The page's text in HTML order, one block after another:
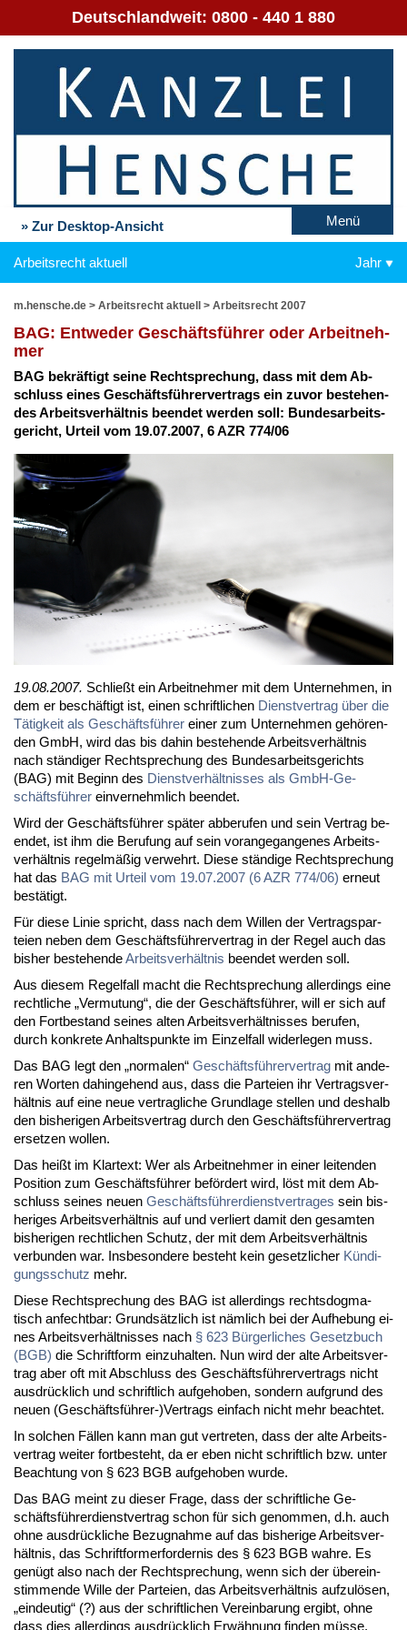
Deutschlandweit: 0800 - 440 1 880
» Zur Desktop-Ansicht Menü
Arbeitsrecht aktuell Jahr
m.hensche.de > Arbeitsrecht aktuell > Arbeitsrecht 2007
BAG: Ent­we­der Ge­schäfts­füh­rer oder Ar­beit­neh­
mer
BAG be­kräf­tigt sei­ne Recht­spre­chung, dass mit dem Ab­
schluss ei­nes Ge­schäfts­füh­rer­ver­trags ein zu­vor be­ste­hen­
des Ar­beits­ver­hält­nis be­en­det wer­den soll: Bun­des­ar­beits­
ge­richt, Ur­teil vom 19.07.2007, 6 AZR 774/06
19.08.2007. Schließt ein Ar­beit­neh­mer mit dem Un­ter­neh­men, in
dem er be­schäf­tigt ist, ei­nen schrift­li­chen Dienst­ver­trag über die
Tä­tig­keit als Ge­schäfts­füh­rer ei­ner zum Un­ter­neh­men ge­hö­ren­
den GmbH, wird das bis da­hin be­ste­hen­de Ar­beits­ver­hält­nis
nach stän­di­ger Recht­spre­chung des Bun­des­ar­beits­ge­richts
(BAG) mit Be­ginn des Dienst­ver­hält­nis­ses als GmbH-Ge­
schäfts­füh­rer ein­ver­nehm­lich be­en­det.
Wird der Ge­schäfts­füh­rer spä­ter ab­be­ru­fen und sein Ver­trag be­
en­det, ist ihm die Be­ru­fung auf sein vor­an­ge­gan­ge­nes Ar­beits­
ver­hält­nis re­gel­mä­ßig ver­wehrt. Die­se stän­di­ge Recht­spre­chung
hat das BAG mit Ur­teil vom 19.07.2007 (6 AZR 774/06) er­neut
be­stä­tigt.
Für die­se Li­nie spricht, dass nach dem Wil­len der Ver­trags­par­
tei­en ne­ben dem Ge­schäfts­füh­rer­ver­trag in der Re­gel auch das
bis­her be­ste­hen­deAr­beits­ver­hält­nis be­en­det wer­den soll.
Aus die­sem Re­gel­fall macht die Recht­spre­chung al­ler­dings ei­ne
recht­li­che „Ver­mu­tung“, die der Ge­schäfts­füh­rer, will er sich auf
den Fort­be­stand sei­nes al­ten Ar­beits­ver­hält­nis­ses be­ru­fen,
durch kon­kre­te An­halts­punk­te im Ein­zel­fall wi­der­le­gen muss.
Das BAG legt den „nor­ma­len“ Ge­schäfts­füh­rer­ver­trag mit an­de­
ren Wor­ten da­hin­ge­hend aus, dass die Par­tei­en ihr Ver­trags­ver­
hält­nis auf ei­ne neue ver­trag­li­che Grund­la­ge stel­len und des­halb
den bis­he­ri­gen Ar­beits­ver­trag durch den Ge­schäfts­füh­rer­ver­trag
er­set­zen wol­len.
Das heißt im Klar­text: Wer als Ar­beit­neh­mer in ei­ner lei­ten­den
Po­si­ti­on zum Ge­schäfts­füh­rer be­för­dert wird, löst mit dem Ab­
schluss sei­nes neu­en Ge­schäfts­füh­rer­dienst­ver­tra­ges sein bis­
he­ri­ges Ar­beits­ver­hält­nis auf und ver­liert da­mit den ge­sam­ten
bis­he­ri­gen recht­li­chen Schutz, der mit dem Ar­beits­ver­hält­nis
ver­bun­den war. Ins­be­son­de­re be­steht kein ge­setz­li­cher Kün­di­
gungs­schutz mehr.
Die­se Recht­spre­chung des BAG ist al­ler­dings rechts­dog­ma­
tisch an­fecht­bar: Grund­sätz­lich ist näm­lich bei der Auf­he­bung ei­
nes Ar­beits­ver­hält­nis­ses nach § 623 Bür­ger­li­ches Ge­setz­buch
(BGB) die Schrift­form ein­zu­hal­ten. Nun wird der al­te Ar­beits­ver­
trag aber oft mit Ab­schluss des Ge­schäfts­füh­rer­ver­trags nicht
aus­drück­lich und schrift­lich auf­ge­ho­ben, son­dern auf­grund des
neu­en (Ge­schäfts­füh­rer-)Ver­trags ein­fach nicht mehr be­ach­tet.
In sol­chen Fäl­len kann man gut ver­tre­ten, dass der al­te Ar­beits­
ver­trag wei­ter fort­be­steht, da er eben nicht schrift­lich bzw. un­ter
Be­ach­tung von § 623 BGB auf­ge­ho­ben wur­de.
Das BAG meint zu die­ser Fra­ge, dass der schrift­li­che Ge­
schäfts­füh­rer­dienst­ver­trag schon für sich ge­nom­men, d.h. auch
oh­ne aus­drück­li­che Be­zug­nah­me auf das bis­he­ri­ge Ar­beits­ver­
hält­nis, das Schrift­for­mer­for­der­nis des § 623 BGB wah­re. Es
ge­nügt al­so nach der Recht­spre­chung, wenn sich der über­ein­
stim­men­de Wil­le der Par­tei­en, das Ar­beits­ver­hält­nis auf­zu­lö­sen,
„ein­deu­tig“ (?) aus der schrift­li­chen Ver­ein­ba­rung er­gibt, oh­ne
dass dies al­ler­dings aus­drück­lich Er­wäh­nung fin­den müs­se.